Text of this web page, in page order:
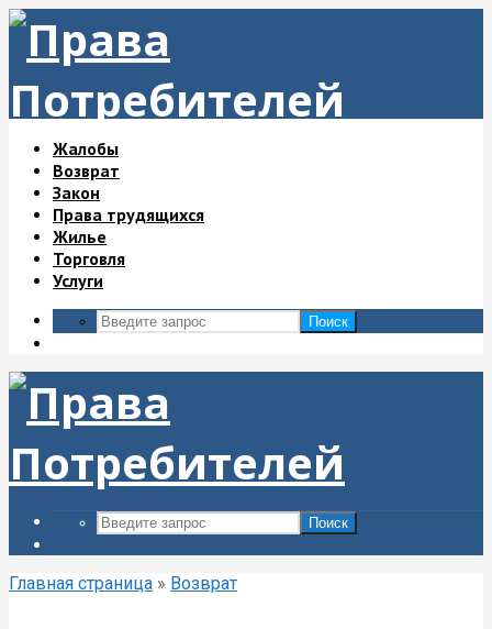
Жалобы
Возврат
Закон
Права трудящихся
Жилье
Торговля
Услуги
Поиск
Поиск
Главная страница » Возврат